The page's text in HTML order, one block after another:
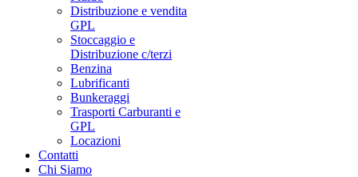
Distribuzione e vendita
GPL
Stoccaggio e
Distribuzione c/terzi
Benzina
Lubrificanti
Bunkeraggi
Trasporti Carburanti e
GPL
Locazioni
Contatti
Chi Siamo